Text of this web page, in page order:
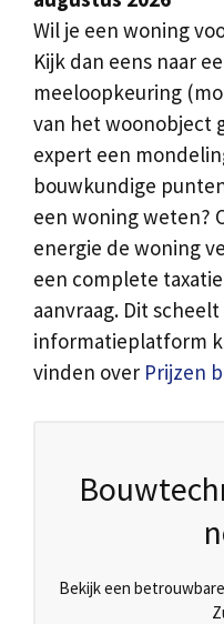
Wil je een woning
Kijk dan eens naar
meeloopkeuring
van het woonobject
expert een
bouwkundige
een woning weten?
energie de woning
een complete
aanvraag. Dit
informatieplatform
vinden over Prijzen
Bekijk een